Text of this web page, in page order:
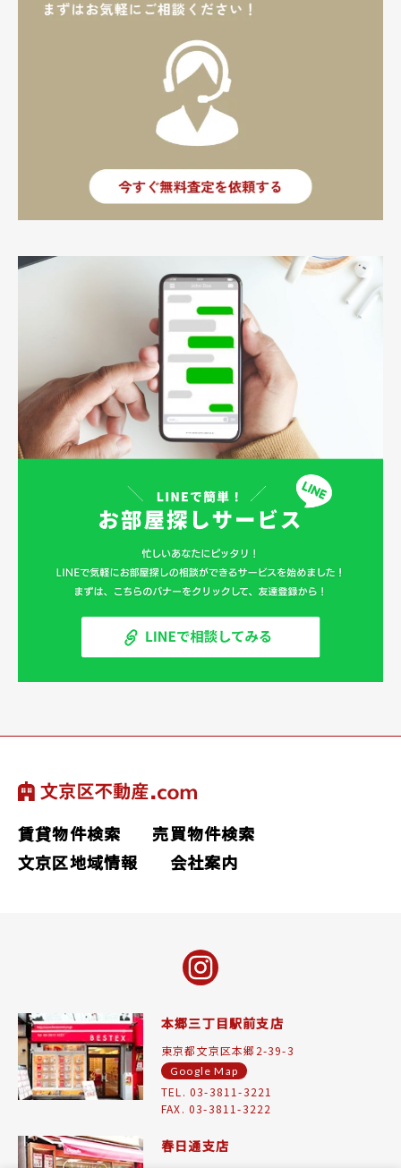
賃貸物件検索
売買物件検索
文京区地域情報
会社案内
本郷三丁目駅前支店
東京都文京区本郷2-39-3
Google Map
TEL. 03-3811-3221
FAX. 03-3811-3222
春日通支店